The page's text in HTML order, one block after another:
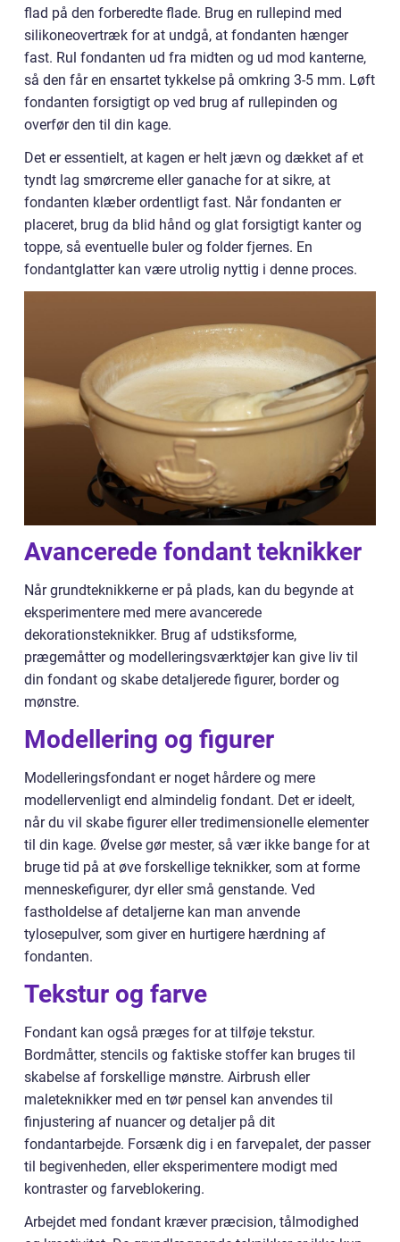
flad på den forberedte flade. Brug en rullepind med
silikoneovertræk for at undgå, at fondanten hænger
fast. Rul fondanten ud fra midten og ud mod kanterne,
så den får en ensartet tykkelse på omkring 3-5 mm. Løft
fondanten forsigtigt op ved brug af rullepinden og
overfør den til din kage.
Det er essentielt, at kagen er helt jævn og dækket af et
tyndt lag smørcreme eller ganache for at sikre, at
fondanten klæber ordentligt fast. Når fondanten er
placeret, brug da blid hånd og glat forsigtigt kanter og
toppe, så eventuelle buler og folder fjernes. En
fondantglatter kan være utrolig nyttig i denne proces.
Avancerede fondant teknikker
Når grundteknikkerne er på plads, kan du begynde at
eksperimentere med mere avancerede
dekorationsteknikker. Brug af udstiksforme,
prægemåtter og modelleringsværktøjer kan give liv til
din fondant og skabe detaljerede figurer, border og
mønstre.
Modellering og figurer
Modelleringsfondant er noget hårdere og mere
modellervenligt end almindelig fondant. Det er ideelt,
når du vil skabe figurer eller tredimensionelle elementer
til din kage. Øvelse gør mester, så vær ikke bange for at
bruge tid på at øve forskellige teknikker, som at forme
menneskefigurer, dyr eller små genstande. Ved
fastholdelse af detaljerne kan man anvende
tylosepulver, som giver en hurtigere hærdning af
fondanten.
Tekstur og farve
Fondant kan også præges for at tilføje tekstur.
Bordmåtter, stencils og faktiske stoffer kan bruges til
skabelse af forskellige mønstre. Airbrush eller
maleteknikker med en tør pensel kan anvendes til
finjustering af nuancer og detaljer på dit
fondantarbejde. Forsænk dig i en farvepalet, der passer
til begivenheden, eller eksperimentere modigt med
kontraster og farveblokering.
Arbejdet med fondant kræver præcision, tålmodighed